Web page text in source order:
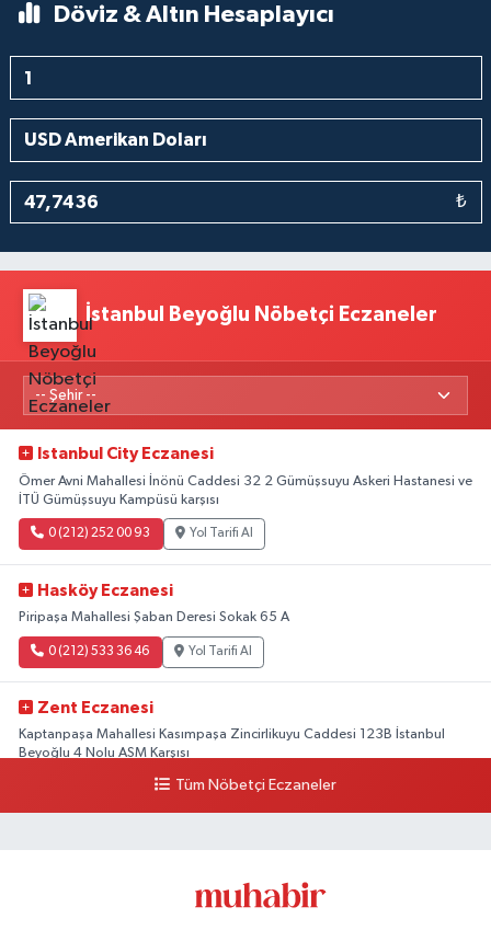
Döviz & Altın Hesaplayıcı
₺
İstanbul Beyoğlu Nöbetçi Eczaneler
Istanbul City Eczanesi
Ömer Avni Mahallesi İnönü Caddesi 32 2 Gümüşsuyu Askeri Hastanesi ve
İTÜ Gümüşsuyu Kampüsü karşısı
0 (212) 252 00 93 Yol Tarifi Al
Hasköy Eczanesi
Piripaşa Mahallesi Şaban Deresi Sokak 65 A
0 (212) 533 36 46 Yol Tarifi Al
Zent Eczanesi
Kaptanpaşa Mahallesi Kasımpaşa Zincirlikuyu Caddesi 123B İstanbul
Beyoğlu 4 Nolu ASM Karşısı
Yol Tarifi Al
Tüm Nöbetçi Eczaneler